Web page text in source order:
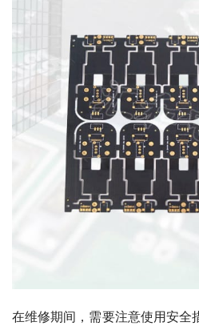
在维修期间，需要注意使用安全